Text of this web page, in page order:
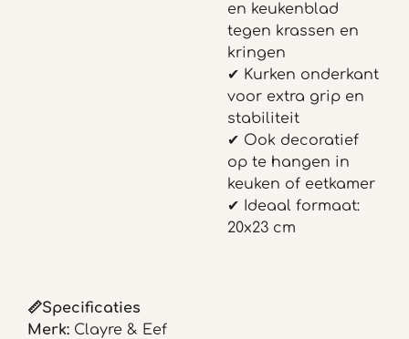
en keukenblad
tegen krassen en
kringen
✔ Kurken onderkant
voor extra grip en
stabiliteit
✔ Ook decoratief
op te hangen in
keuken of eetkamer
✔ Ideaal formaat:
20x23 cm
📏Specificaties
Merk: Clayre & Eef